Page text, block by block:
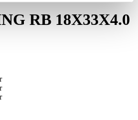
RB 18X33X4.0